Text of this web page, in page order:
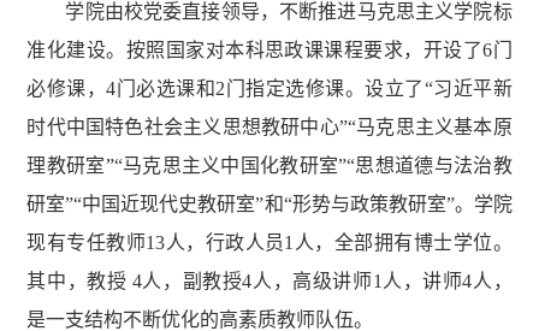
学院由校党委直接领导，不断推进马克思主义学院标
准化建设。按照国家对本科思政课课程要求，开设了6门
必修课，4门必选课和2门指定选修课。设立了“习近平新
时代中国特色社会主义思想教研中心”“马克思主义基本原
理教研室”“马克思主义中国化教研室”“思想道德与法治教
研室”“中国近现代史教研室”和“形势与政策教研室”。学院
现有专任教师13人，行政人员1人，全部拥有博士学位。
其中，教授 4人，副教授4人，高级讲师1人，讲师4人，
是一支结构不断优化的高素质教师队伍。